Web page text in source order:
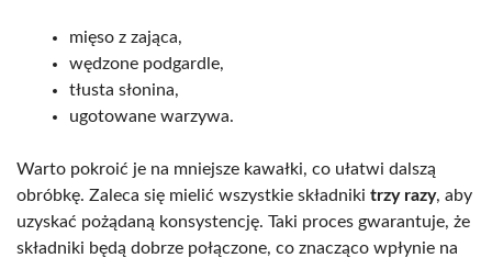
mięso z zająca,
wędzone podgardle,
tłusta słonina,
ugotowane warzywa.
Warto pokroić je na mniejsze kawałki, co ułatwi dalszą
obróbkę. Zaleca się mielić wszystkie składniki trzy razy, aby
uzyskać pożądaną konsystencję. Taki proces gwarantuje, że
składniki będą dobrze połączone, co znacząco wpłynie na